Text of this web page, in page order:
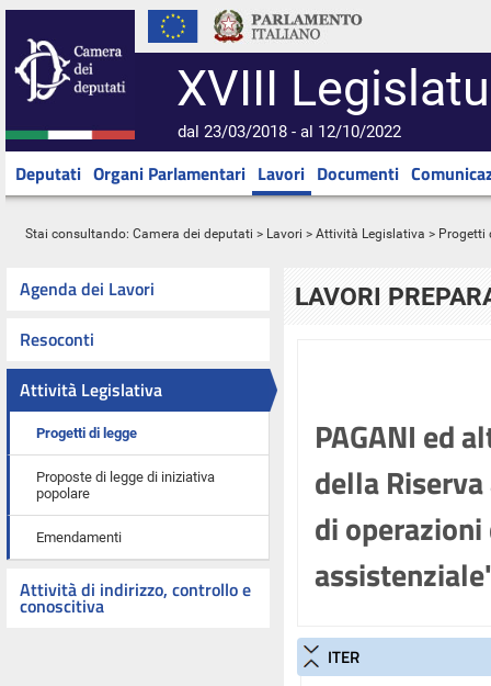
XVIII
dal 23/03/2018 - al 12/10/2022
Deputati Organi Parlamentari Lavori Documenti
Stai consultando: Camera dei deputati > Lavori > Attività Legislativa > Progetti
Agenda dei Lavori
Resoconti
Attività Legislativa
Progetti di legge
Proposte di legge di iniziativa
popolare
Emendamenti
Attività di indirizzo, controllo e
conoscitiva
LAVORI
PAGANI ed
della
di
ITER